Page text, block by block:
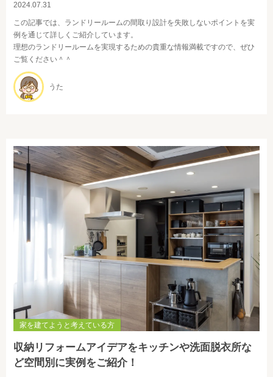
2024.07.31
この記事では、ランドリールームの間取り設計を失敗しないポイントを実
例を通じて詳しくご紹介しています。
理想のランドリールームを実現するための貴重な情報満載ですので、ぜひ
ご覧ください＾＾
うた
家を建てようと考えている方
収納リフォームアイデアをキッチンや洗面脱衣所な
ど空間別に実例をご紹介！